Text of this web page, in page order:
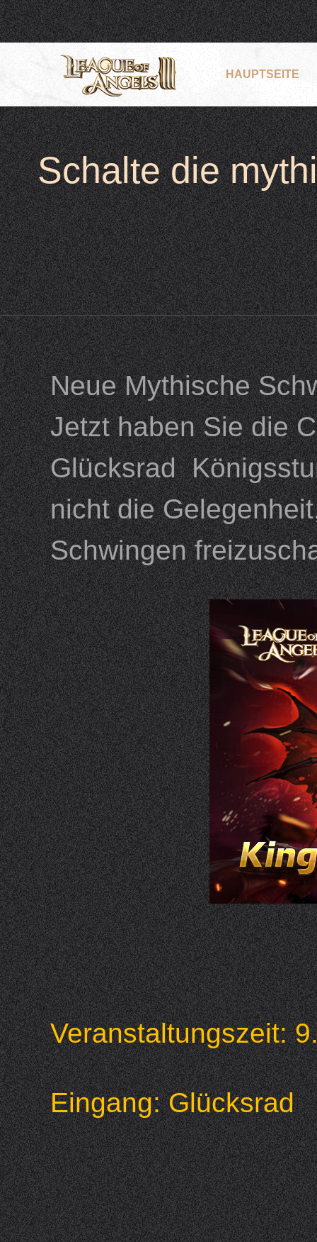
HAUPTSEITE
Schalte die
Neue Mythische
Jetzt haben Sie die
Glücksrad
nicht die
Schwingen
Veranstaltungszeit:
Eingang: